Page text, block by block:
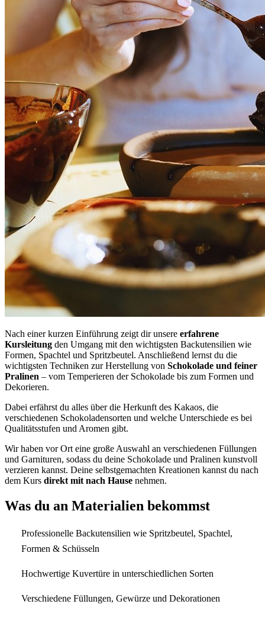
Nach einer kurzen Einführung zeigt dir unsere erfahrene
Kursleitung den Umgang mit den wichtigsten Backutensilien wie
Formen, Spachtel und Spritzbeutel. Anschließend lernst du die
wichtigsten Techniken zur Herstellung von Schokolade und feiner
Pralinen – vom Temperieren der Schokolade bis zum Formen und
Dekorieren.
Dabei erfährst du alles über die Herkunft des Kakaos, die
verschiedenen Schokoladensorten und welche Unterschiede es bei
Qualitätsstufen und Aromen gibt.
Wir haben vor Ort eine große Auswahl an verschiedenen Füllungen
und Garnituren, sodass du deine Schokolade und Pralinen kunstvoll
verzieren kannst. Deine selbstgemachten Kreationen kannst du nach
dem Kurs direkt mit nach Hause nehmen.
Was du an Materialien bekommst
Professionelle Backutensilien wie Spritzbeutel, Spachtel,
Formen & Schüsseln
Hochwertige Kuvertüre in unterschiedlichen Sorten
Verschiedene Füllungen, Gewürze und Dekorationen